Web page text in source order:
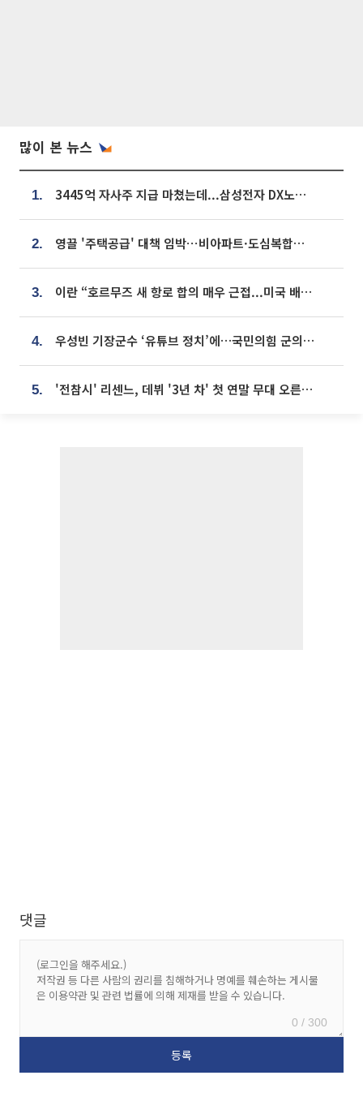
많이 본 뉴스
1. 3445억 자사주 지급 마쳤는데...삼성전자 DX노조, 뒤늦은 '떼쓰기 집회'
2. 영끌 '주택공급' 대책 임박⋯비아파트·도심복합까지 총동원
3. 이란 “호르무즈 새 항로 합의 매우 근접...미국 배상 먼저”
4. 우성빈 기장군수 ‘유튜브 정치’에…국민의힘 군의원들 집단 반발
5. '전참시' 리센느, 데뷔 '3년 차' 첫 연말 무대 오른다⋯"그동안 섭외 안 와"
댓글
0 / 300